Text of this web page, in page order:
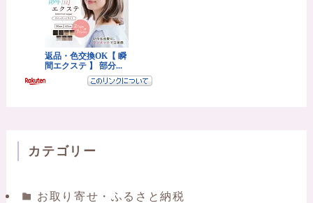
カテゴリー
お取り寄せ・ふるさと納税